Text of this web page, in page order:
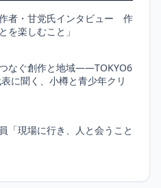
作者・甘党氏インタビュー 作
を楽しむこと」
なぐ創作と地域――TOKYO6
に聞く、小樽と青少年クリ
「現場に行き、人と会うこと